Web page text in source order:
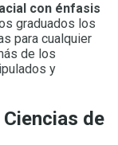
con énfasis
graduados los
para cualquier
de los
y
de